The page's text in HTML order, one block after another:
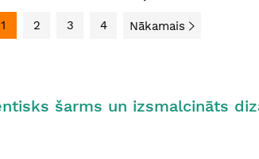
1 2 3 4 Nākamais
šarms un izsmalcināts